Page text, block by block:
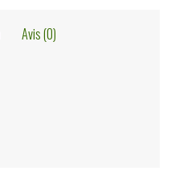
Avis (0)